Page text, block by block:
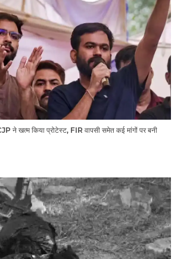
ने खत्म किया प्रोटेस्ट, FIR वापसी समेत कई मांगों पर बनी